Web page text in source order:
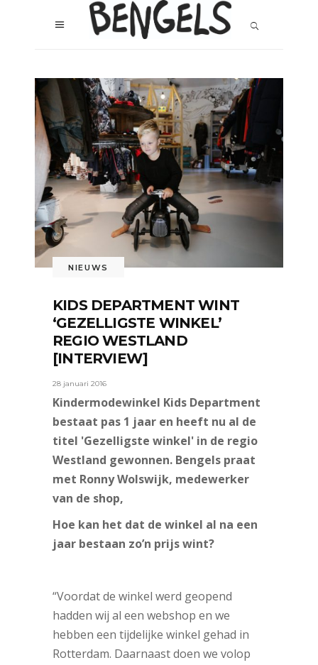
NIEUWS
KIDS DEPARTMENT WINT
‘GEZELLIGSTE WINKEL’
REGIO WESTLAND
[INTERVIEW]
28 januari 2016
Kindermodewinkel Kids Department
bestaat pas 1 jaar en heeft nu al de
titel 'Gezelligste winkel' in de regio
Westland gewonnen. Bengels praat
met Ronny Wolswijk, medewerker
van de shop,
Hoe kan het dat de winkel al na een
jaar bestaan zo’n prijs wint?
“Voordat de winkel werd geopend
hadden wij al een webshop en we
hebben een tijdelijke winkel gehad in
Rotterdam. Daarnaast doen we volop